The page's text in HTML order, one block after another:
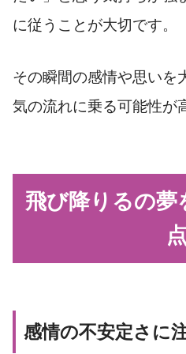
に従うことが大切です。
その瞬間の感情や思いを
気の流れに乗る可能性が
飛び降りるの夢
点
感情の不安定さに